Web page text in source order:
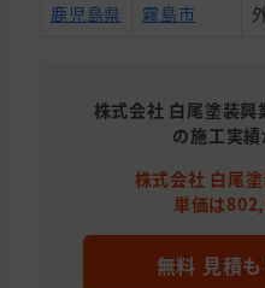
鹿児島県
霧島市
株式会社 白尾塗装
の施工実績
株式会社 白尾
単価は
無料 見積